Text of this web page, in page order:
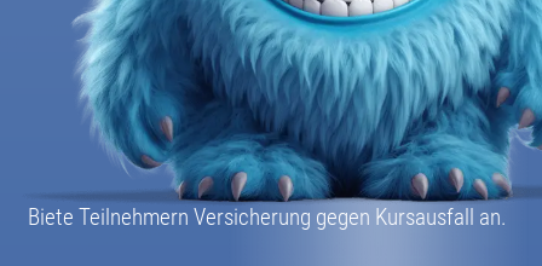
Biete Teilnehmern Versicherung gegen Kursausfall an.
08004003055